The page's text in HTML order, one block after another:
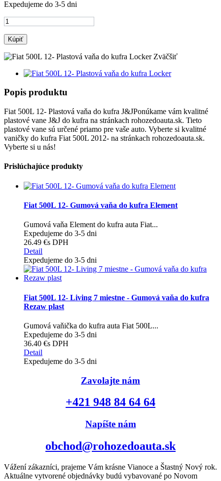
Expedujeme do 3-5 dni
Kúpiť
Zväčšiť
Popis produktu
Fiat 500L 12- Plastová vaňa do kufra J&JPonúkame vám kvalitné
plastové vane J&J do kufra na stránkach rohozedoauta.sk. Tieto
plastové vane sú určené priamo pre vaše auto. Vyberte si kvalitné
vaničky do kufra Fiat 500L 2012- na stránkach rohozedoauta.sk.
Vyberte si u nás!
Prislúchajúce produkty
Fiat 500L 12- Gumová vaňa do kufra Element
Gumová vaňa Element do kufra auta Fiat...
Expedujeme do 3-5 dni
26.49 €s DPH
Detail
Expedujeme do 3-5 dni
Fiat 500L 12- Living 7 miestne - Gumová vaňa do kufra
Rezaw plast
Gumová vaňička do kufra auta Fiat 500L...
Expedujeme do 3-5 dni
36.40 €s DPH
Detail
Expedujeme do 3-5 dni
Zavolajte nám
+421 948 84 64 64
Napíšte nám
obchod@rohozedoauta.sk
Vážení zákazníci, prajeme Vám krásne Vianoce a Štastný Nový rok.
Aktuálne vytvorené objednávky budú vybavované po Novom